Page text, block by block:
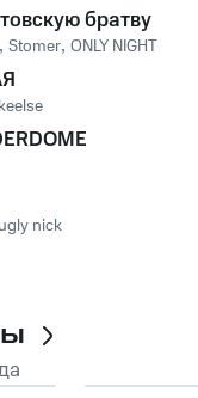
братву
, Stomer, ONLY NIGHT
keelse
ugly nick